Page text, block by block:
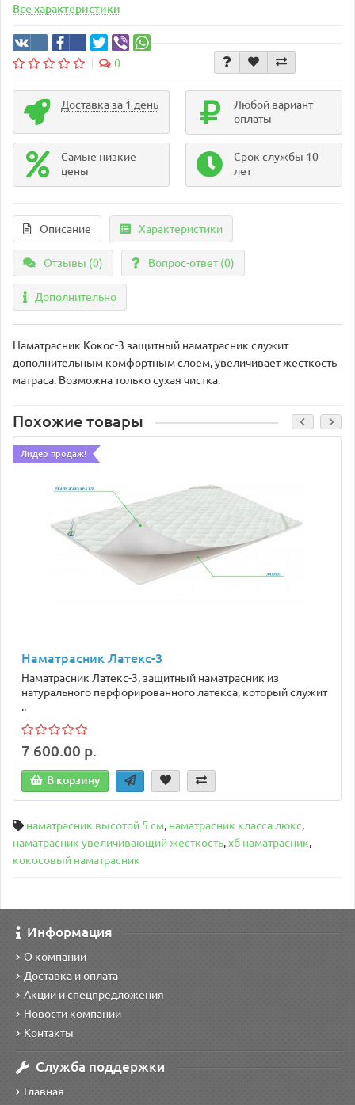
Все характеристики
0
Доставка за 1 день
Любой вариант
оплаты
Самые низкие
цены
Срок службы 10
лет
Описание Характеристики
Отзывы (0) Вопрос-ответ(0)
Дополнительно
Наматрасник Кокос-3 защитный наматрасник служит
дополнительным комфортным слоем, увеличивает жесткость
матраса. Возможна только сухая чистка.
Похожие товары
Лидер продаж!
Наматрасник Латекс-3
Наматрасник Латекс-3, защитный наматрасник из
натурального перфорированного латекса, который служит
..
7 600.00 р.
В корзину
наматрасник высотой 5 см, наматрасник класса люкс,
наматрасник увеличивающий жесткость,хб наматрасник,
кокосовый наматрасник
Информация
О компании
Доставка и оплата
Акции и спецпредложения
Новости компании
Контакты
Служба поддержки
Главная